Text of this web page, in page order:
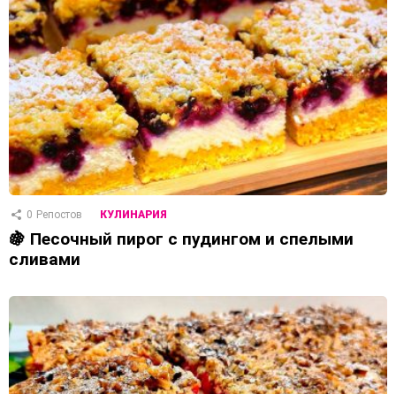
0 Репостов КУЛИНАРИЯ
🍇 Песочный пирог с пудингом и спелыми
сливами